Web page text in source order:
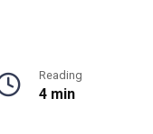
Reading
4 min